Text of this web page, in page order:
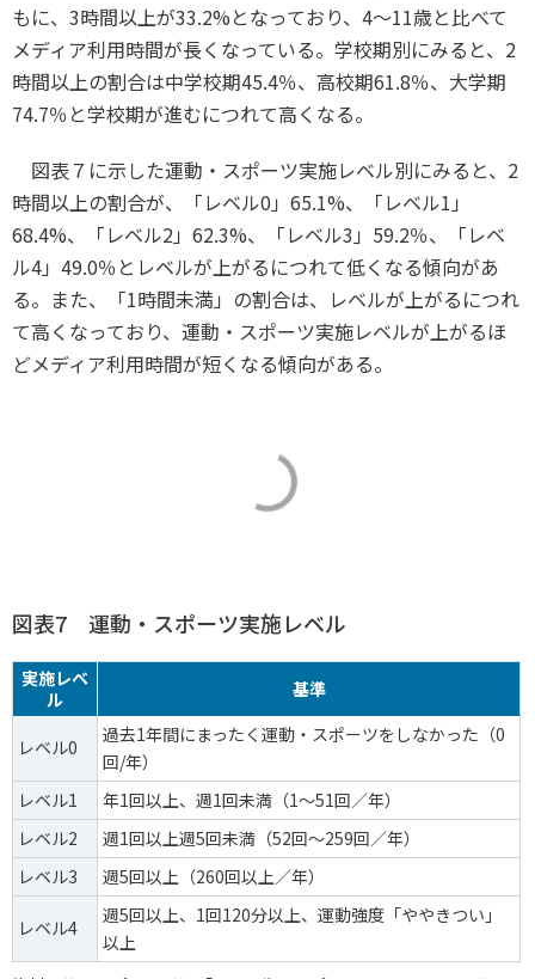
もに、 3時間以上が33.2%となっており、 4～11歳と比べて
メディア利用時間が長くなっている。学校期別にみると、 2
時間以上の割合は中学校期45.4％、高校期61.8％、大学期
74.7％と学校期が進むにつれて高くなる。
図表７に示した運動・スポーツ実施レベル別にみると、 2
時間以上の割合が、「レベル0 」 65.1%、「レベル1 」
68.4%、「レベル2 」 62.3%、「レベル3 」 59.2％、「レベ
ル4」 49.0％とレベルが上がるにつれて低くなる傾向があ
る。また、「1時間未満」の割合は、レベルが上がるにつれ
て高くなっており、運動・スポーツ実施レベルが上がるほ
どメディア利用時間が短くなる傾向がある。
図表7 運動・スポーツ実施レベル
実施レベ
ル
基準
レベル0
過去1年間にまったく運動・スポーツをしなかった（0
回/年）
レベル1
年1回以上、週1回未満（1～51回／年）
レベル2
週1回以上週5回未満（52回～259回／年）
レベル3
週5回以上（260回以上／年）
レベル4
週5回以上、1回120分以上、運動強度「ややきつい」
以上